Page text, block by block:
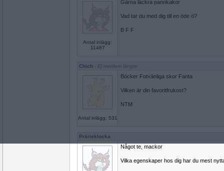
Antal inlägg:
11487
Gärna läckra pannkakor
Vad tar du med dig till en öde ö?
B F F
Chich - Ej medlem längre
Antal inlägg: 531
Böcker Fotvänliga skor Fanta
Vilken är din favoritfrukost?
NTM
Prärieklocka
Något te, mackor
Vilka egenskaper hos dig har du mest